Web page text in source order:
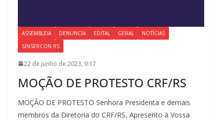
ASSEMBLEIA DENUNCIA EDITAL GERAL
NOTÍCIAS
SINSERCON RS
22 de junho de 2023, 9:17
MOÇÃO DE PROTESTO CRF/RS
MOÇÃO DE PROTESTO Senhora Presidenta e demais
membros da Diretoria do CRF/RS, Apresento à Vossa